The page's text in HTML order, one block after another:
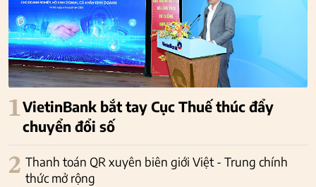
1VietinBank bắt tay Cục Thuế thúc đẩy
chuyển đổi số
2 Thanh toán QR xuyên biên giới Việt - Trung chính
thức mở rộng